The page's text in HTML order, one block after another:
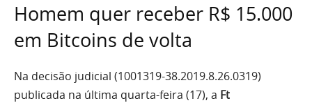
Homem quer receber R$ 15.000
em Bitcoins de volta
Na decisão judicial (1001319-38.2019.8.26.0319)
publicada na última quarta-feira (17), a Ft